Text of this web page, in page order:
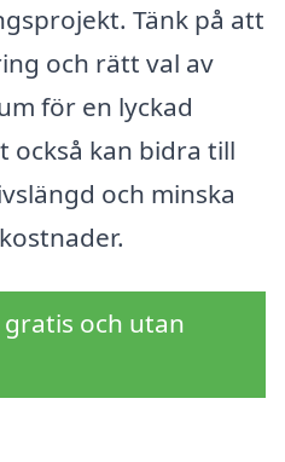
Tänk på att
och rätt val av
för en lyckad
också kan bidra till
och minska
och utan